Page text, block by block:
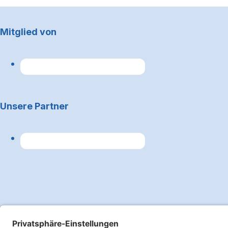
Mitglied von
Unsere Partner